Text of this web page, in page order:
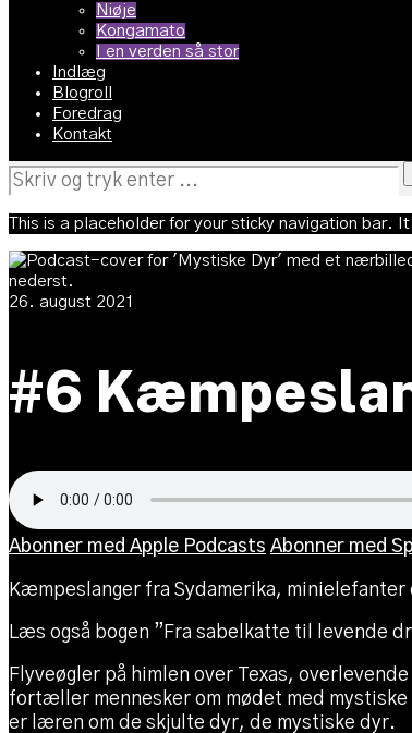
Niøje
Kongamato
I en verden så stor
Indlæg
Blogroll
Foredrag
Kontakt
This is a placeholder for your sticky navigation bar.
26. august 2021
#6
Abonner med Apple Podcasts Abonner med
Kæmpeslanger fra Sydamerika,
Læs også bogen ”Fra sabelkatte til levende
Flyveøgler på himlen over Texas,
fortæller mennesker om mødet med
er læren om de skjulte dyr, de mystiske dyr.